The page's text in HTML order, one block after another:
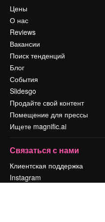
Цены
О нас
Reviews
Вакансии
Поиск тенденций
Блог
События
Slidesgo
Продайте свой контент
Помещение для прессы
Ищете magnific.ai
Связаться с нами
Клиентская поддержка
Instagram